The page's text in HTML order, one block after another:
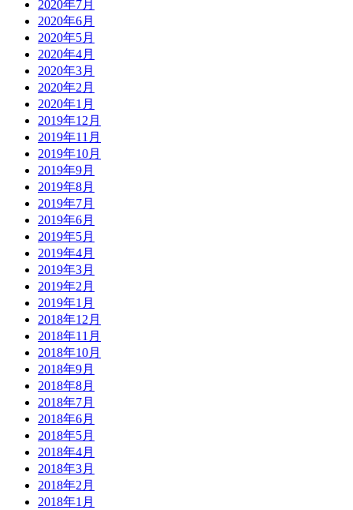
2020年7月
2020年6月
2020年5月
2020年4月
2020年3月
2020年2月
2020年1月
2019年12月
2019年11月
2019年10月
2019年9月
2019年8月
2019年7月
2019年6月
2019年5月
2019年4月
2019年3月
2019年2月
2019年1月
2018年12月
2018年11月
2018年10月
2018年9月
2018年8月
2018年7月
2018年6月
2018年5月
2018年4月
2018年3月
2018年2月
2018年1月